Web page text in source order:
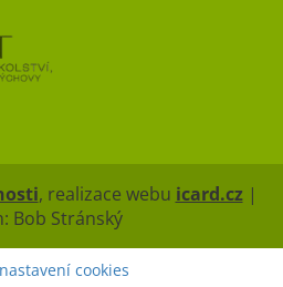
, realizace webu icard.cz|
Bob Stránský
cookies